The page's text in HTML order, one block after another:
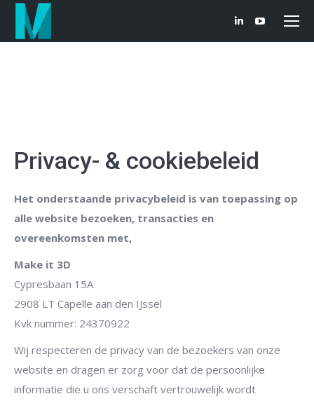
LinkedinYouTube
Privacy- & cookiebeleid
Het onderstaande privacybeleid is van toepassing op
alle website bezoeken, transacties en
overeenkomsten met,
Make it 3D
Cypresbaan 15A
2908 LT Capelle aan den IJssel
Kvk nummer: 24370922
Wij respecteren de privacy van de bezoekers van onze
website en dragen er zorg voor dat de persoonlijke
informatie die u ons verschaft vertrouwelijk wordt